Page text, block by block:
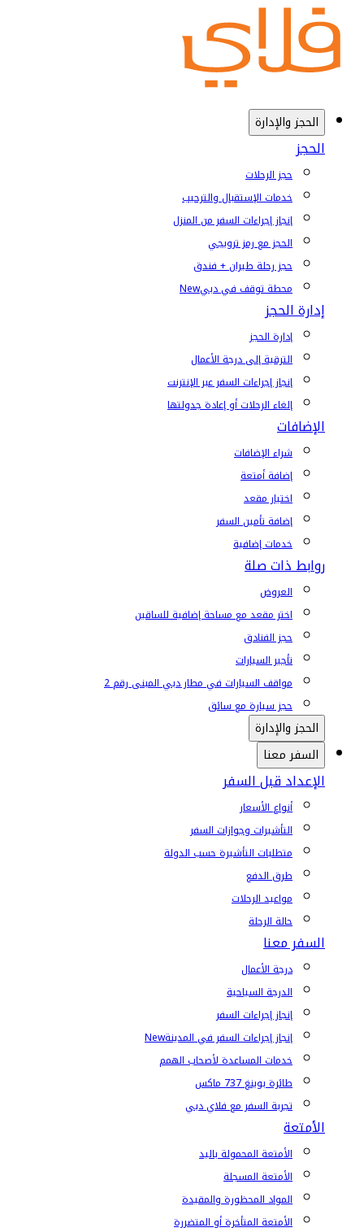
الحجز والإدارة
الحجز
حجز الرحلات
خدمات الإستقبال والترحيب
إنجاز إجراءات السفر من المنزل
الحجز مع رمز ترويجي
حجز رحلة طيران + فندق
محطة توقف في دبيNew
إدارة الحجز
إدارة الحجز
الترقية إلى درجة الأعمال
إنجاز إجراءات السفر عبر الإنترنت
إلغاء الرحلات أو إعادة جدولتها
الإضافات
شراء الإضافات
إضافة أمتعة
اختيار مقعد
إضافة تأمين السفر
خدمات إضافية
روابط ذات صلة
العروض
اختر مقعد مع مساحة إضافية للساقين
حجز الفنادق
تأجير السيارات
مواقف السيارات في مطار دبي المبنى رقم 2
حجز سيارة مع سائق
الحجز والإدارة
السفر معنا
الإعداد قبل السفر
أنواع الأسعار
التأشيرات وجوازات السفر
متطلبات التأشيرة حسب الدولة
طرق الدفع
مواعيد الرحلات
حالة الرحلة
السفر معنا
درجة الأعمال
الدرجة السياحية
إنجاز إجراءات السفر
إنجاز إجراءات السفر في المدينةNew
خدمات المساعدة لأصحاب الهمم
طائرة بوينغ 737 ماكس
تجربة السفر مع فلاي دبي
الأمتعة
الأمتعة المحمولة باليد
الأمتعة المسجلة
المواد المحظورة والمقيدة
الأمتعة المتأخرة أو المتضررة